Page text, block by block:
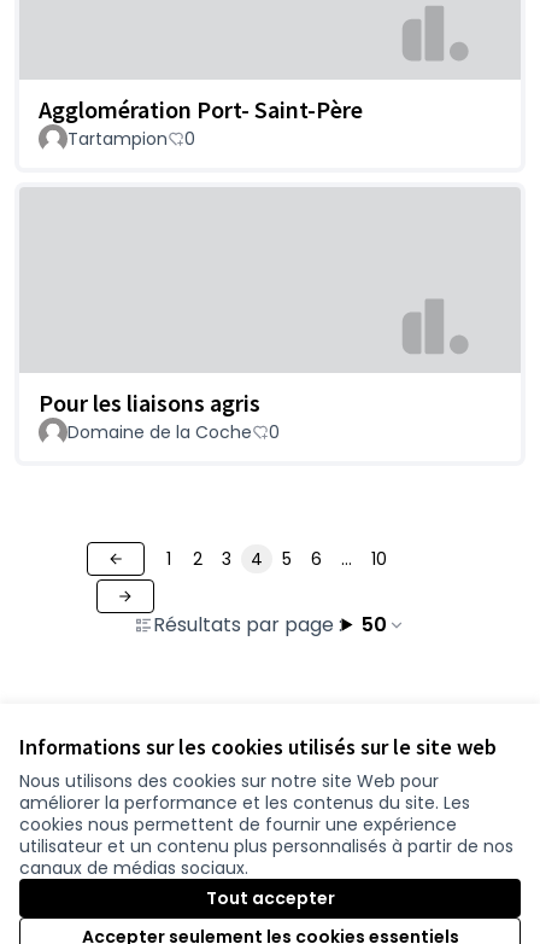
Informations sur les cookies utilisés sur le site web
Nous utilisons des cookies sur notre site Web pour
améliorer la performance et les contenus du site. Les
cookies nous permettent de fournir une expérience
utilisateur et un contenu plus personnalisés à partir de nos
canaux de médias sociaux.
Tout accepter
Accepter seulement les cookies essentiels
Agglomération Port- Saint-Père
Tartampion 0
Pour les liaisons agris
Domaine de la Coche 0
Résultats par page : 50
1 2 3 4 5 6 … 10
Conditions d'utilisation
Paramètres des cookies
participer.loire-atlantique.fr sur Facebook
(Nouvelle fenêtre)
participer.loire-atlantique.fr sur Instagram
(Nouvelle fenêtre)
participer.loire-atlantique.fr sur YouTube
(Nouvelle fenêtre)